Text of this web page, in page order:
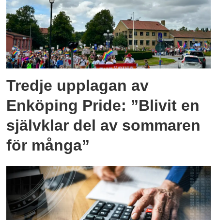
Tredje upplagan av
Enköping Pride: ”Blivit en
självklar del av sommaren
för många”